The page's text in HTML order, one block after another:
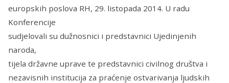
europskih poslova RH, 29. listopada 2014. U radu
Konferencije
sudjelovali su dužnosnici i predstavnici Ujedinjenih
naroda,
tijela državne uprave te predstavnici civilnog društva i
nezavisnih institucija za praćenje ostvarivanja ljudskih